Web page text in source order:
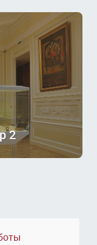
2